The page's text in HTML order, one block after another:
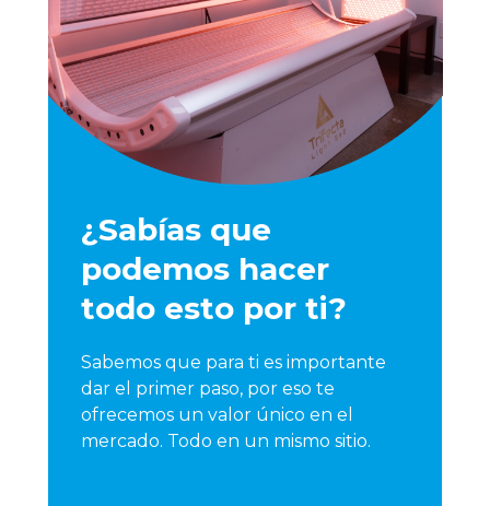
Sabemos que para ti es importante
dar el primer paso, por eso te
ofrecemos un valor único en el
mercado. Todo en un mismo sitio.
¿Sabías que
podemos hacer
todo esto por ti?